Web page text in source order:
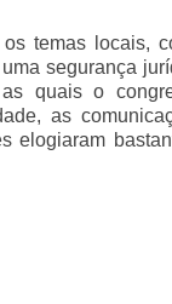
temas locais,
segurança
quais o
as
elogiaram